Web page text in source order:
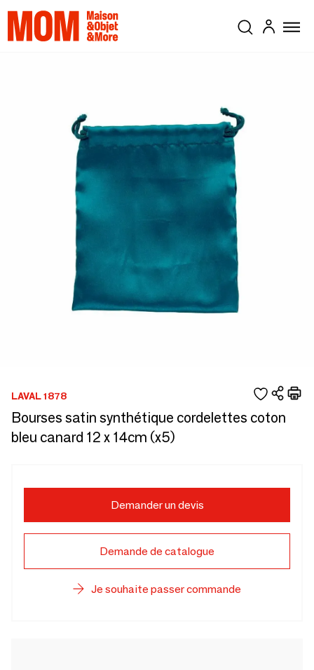
LAVAL 1878
Bourses satin synthétique cordelettes coton
bleu canard 12 x 14cm (x5)
Demander un devis
Demande de catalogue
Je souhaite passer commande